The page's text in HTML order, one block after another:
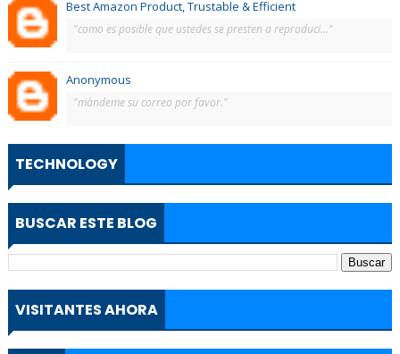
Best Amazon Product, Trustable & Efficient
"como es posible que ustedes se presten a reproduci..."
Anonymous
"màndeme su correo por favor."
TECHNOLOGY
BUSCAR ESTE BLOG
VISITANTES AHORA